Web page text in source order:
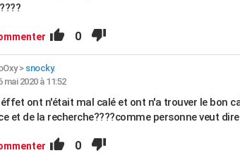
0
> snocky.
mai 2020 à 11:52
ont n'était mal calé et ont n'a trouver le bon
et de la recherche????comme personne veut
0